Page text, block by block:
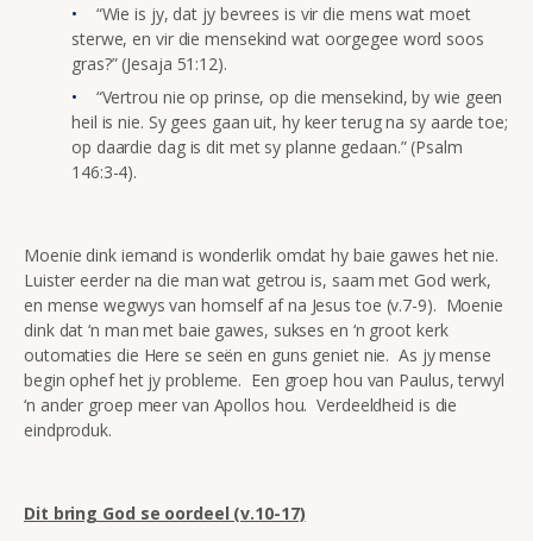
“Wie is jy, dat jy bevrees is vir die mens wat moet
sterwe, en vir die mensekind wat oorgegee word soos
gras?” (Jesaja 51:12).
“Vertrou nie op prinse, op die mensekind, by wie geen
heil is nie. Sy gees gaan uit, hy keer terug na sy aarde toe;
op daardie dag is dit met sy planne gedaan.” (Psalm
146:3-4).
Moenie dink iemand is wonderlik omdat hy baie gawes het nie.
Luister eerder na die man wat getrou is, saam met God werk,
en mense wegwys van homself af na Jesus toe (v.7-9). Moenie
dink dat ‘n man met baie gawes, sukses en ‘n groot kerk
outomaties die Here se seën en guns geniet nie. As jy mense
begin ophef het jy probleme. Een groep hou van Paulus, terwyl
‘n ander groep meer van Apollos hou. Verdeeldheid is die
eindproduk.
Dit bring God se oordeel (v.10-17)